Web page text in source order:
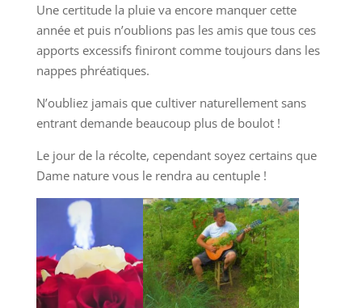
Une certitude la pluie va encore manquer cette
année et puis n’oublions pas les amis que tous ces
apports excessifs finiront comme toujours dans les
nappes phréatiques.
N’oubliez jamais que cultiver naturellement sans
entrant demande beaucoup plus de boulot !
Le jour de la récolte, cependant soyez certains que
Dame nature vous le rendra au centuple !